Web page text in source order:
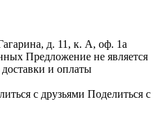
д. 11, к. А, оф. 1а
Предложение не является
и оплаты
с друзьями Поделиться с